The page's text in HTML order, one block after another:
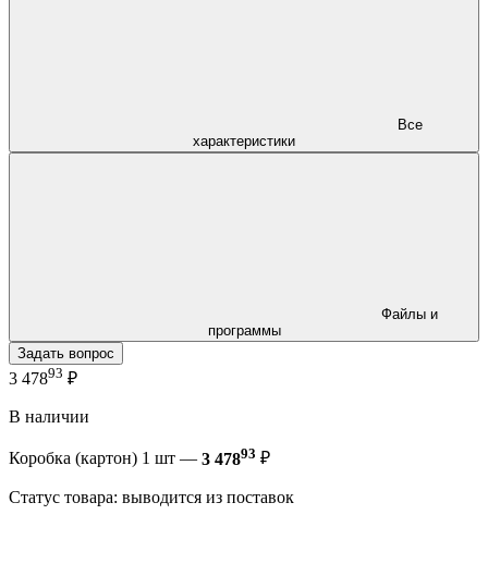
характеристики
программы
Задать вопрос
3 47893 ₽
В наличии
Коробка (картон) 1 шт — 3 47893 ₽
Статус товара: выводится из поставок